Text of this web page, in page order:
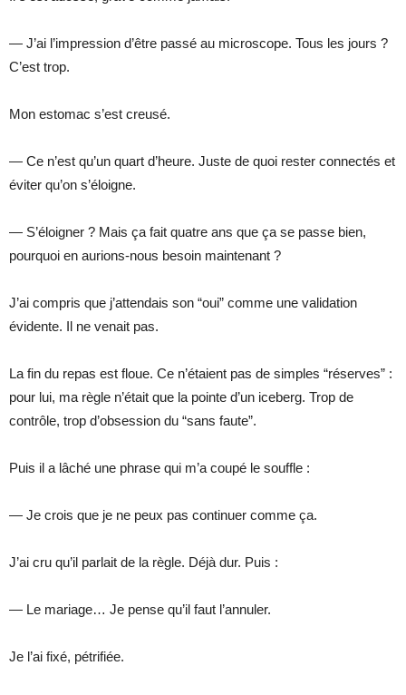
— J’ai l’impression d’être passé au microscope. Tous les jours ?
C’est trop.
Mon estomac s’est creusé.
— Ce n’est qu’un quart d’heure. Juste de quoi rester connectés et
éviter qu’on s’éloigne.
— S’éloigner ? Mais ça fait quatre ans que ça se passe bien,
pourquoi en aurions-nous besoin maintenant ?
J’ai compris que j’attendais son “oui” comme une validation
évidente. Il ne venait pas.
La fin du repas est floue. Ce n’étaient pas de simples “réserves” :
pour lui, ma règle n’était que la pointe d’un iceberg. Trop de
contrôle, trop d’obsession du “sans faute”.
Puis il a lâché une phrase qui m’a coupé le souffle :
— Je crois que je ne peux pas continuer comme ça.
J’ai cru qu’il parlait de la règle. Déjà dur. Puis :
— Le mariage… Je pense qu’il faut l’annuler.
Je l’ai fixé, pétrifiée.